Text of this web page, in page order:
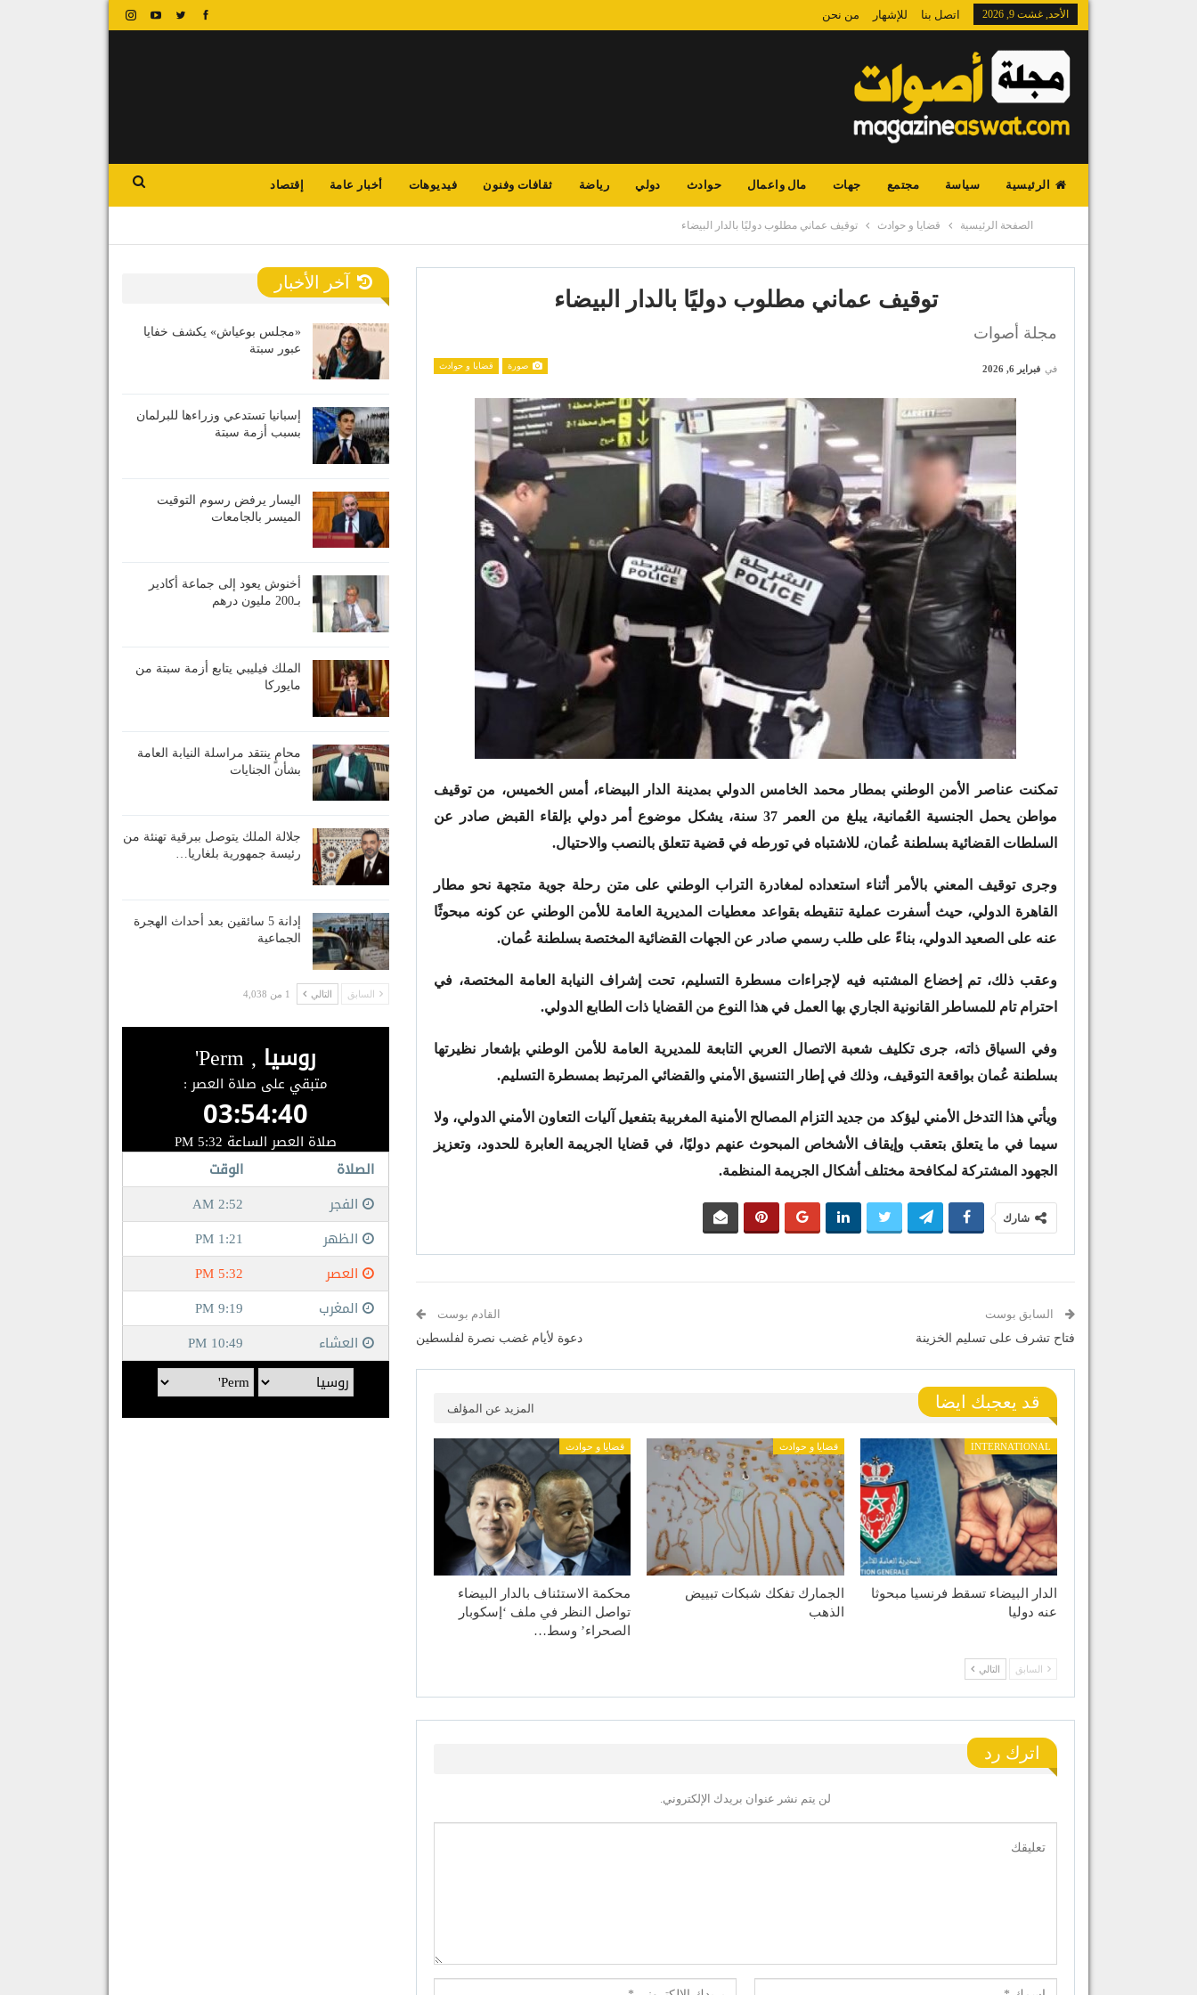
الأحد, غشت 9, 2026 اتصل بنا للإشهار من نحن
الرئيسية سياسة مجتمع جهات مال واعمال حوادث دولي رياضة ثقافات وفنون فيديوهات أخبار عامة إقتصاد
الصفحة الرئيسية قضايا و حوادث توقيف عماني مطلوب دوليًا بالدار البيضاء
توقيف عماني مطلوب دوليًا بالدار البيضاء
مجلة أصوات
صورة قضايا و حوادث في فبراير 6, 2026
تمكنت عناصر الأمن الوطني بمطار محمد الخامس الدولي بمدينة الدار البيضاء، أمس الخميس، من توقيف
مواطن يحمل الجنسية العُمانية، يبلغ من العمر 37 سنة، يشكل موضوع أمر دولي بإلقاء القبض صادر عن
السلطات القضائية بسلطنة عُمان، للاشتباه في تورطه في قضية تتعلق بالنصب والاحتيال.
وجرى توقيف المعني بالأمر أثناء استعداده لمغادرة التراب الوطني على متن رحلة جوية متجهة نحو مطار
القاهرة الدولي، حيث أسفرت عملية تنقيطه بقواعد معطيات المديرية العامة للأمن الوطني عن كونه مبحوثًا
عنه على الصعيد الدولي، بناءً على طلب رسمي صادر عن الجهات القضائية المختصة بسلطنة عُمان.
وعقب ذلك، تم إخضاع المشتبه فيه لإجراءات مسطرة التسليم، تحت إشراف النيابة العامة المختصة، في
احترام تام للمساطر القانونية الجاري بها العمل في هذا النوع من القضايا ذات الطابع الدولي.
وفي السياق ذاته، جرى تكليف شعبة الاتصال العربي التابعة للمديرية العامة للأمن الوطني بإشعار نظيرتها
بسلطنة عُمان بواقعة التوقيف، وذلك في إطار التنسيق الأمني والقضائي المرتبط بمسطرة التسليم.
ويأتي هذا التدخل الأمني ليؤكد من جديد التزام المصالح الأمنية المغربية بتفعيل آليات التعاون الأمني الدولي، ولا
سيما في ما يتعلق بتعقب وإيقاف الأشخاص المبحوث عنهم دوليًا، في قضايا الجريمة العابرة للحدود، وتعزيز
الجهود المشتركة لمكافحة مختلف أشكال الجريمة المنظمة.
شارك
السابق بوست
فتاح تشرف على تسليم الخزينة
القادم بوست
دعوة لأيام غضب نصرة لفلسطين
قد يعجبك ايضا المزيد عن المؤلف
INTERNATIONAL
الدار البيضاء تسقط فرنسيا مبحوثا
عنه دوليا
قضايا و حوادث
الجمارك تفكك شبكات تبييض
الذهب
قضايا و حوادث
محكمة الاستئناف بالدار البيضاء
تواصل النظر في ملف ‘إسكوبار
الصحراء’ وسط…
السابق التالي
اترك رد
لن يتم نشر عنوان بريدك الإلكتروني.
آخر الأخبار
«مجلس بوعياش» يكشف خفايا
عبور سبتة
إسبانيا تستدعي وزراءها للبرلمان
بسبب أزمة سبتة
اليسار يرفض رسوم التوقيت
الميسر بالجامعات
أخنوش يعود إلى جماعة أكادير
بـ200 مليون درهم
الملك فيليبي يتابع أزمة سبتة من
مايوركا
محامٍ ينتقد مراسلة النيابة العامة
بشأن الجنايات
جلالة الملك يتوصل ببرقية تهنئة من
رئيسة جمهورية بلغاريا…
إدانة 5 سائقين بعد أحداث الهجرة
الجماعية
السابق التالي 1 من 4,038